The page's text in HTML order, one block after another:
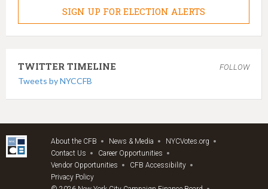
SIGN UP FOR ELECTION ALERTS
TWITTER TIMELINE FOLLOW
Tweets by NYCCFB
About the CFB News & Media
NYCVotes.org
Contact Us
Career Opportunities
Vendor Opportunities
CFB Accessibility
Privacy Policy